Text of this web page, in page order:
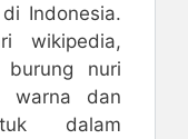
Indonesia.
wikipedia,
nuri
warna dan
dalam